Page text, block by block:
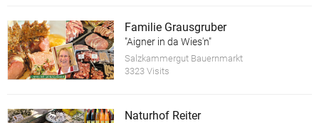
Familie Grausgruber
"Aigner in da Wies'n"
Salzkammergut Bauernmarkt
3323 Visits
Naturhof Reiter